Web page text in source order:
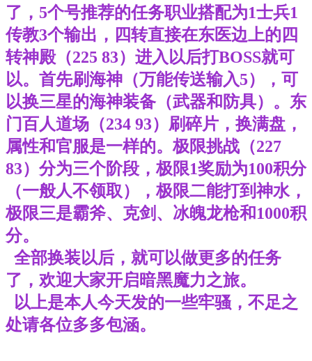
了，5个号推荐的任务职业搭配为1士兵1
传教3个输出，四转直接在东医边上的四
转神殿（225 83）进入以后打BOSS就可
以。首先刷海神（万能传送输入5），可
以换三星的海神装备（武器和防具）。东
门百人道场（234 93）刷碎片，换满盘，
属性和官服是一样的。极限挑战（227
83）分为三个阶段，极限1奖励为100积分
（一般人不领取），极限二能打到神水，
极限三是霸斧、克剑、冰魄龙枪和1000积
分。
全部换装以后，就可以做更多的任务
了，欢迎大家开启暗黑魔力之旅。
以上是本人今天发的一些牢骚，不足之
处请各位多多包涵。